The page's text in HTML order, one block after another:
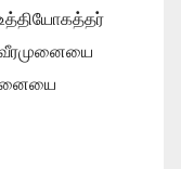
வீரமுனையை